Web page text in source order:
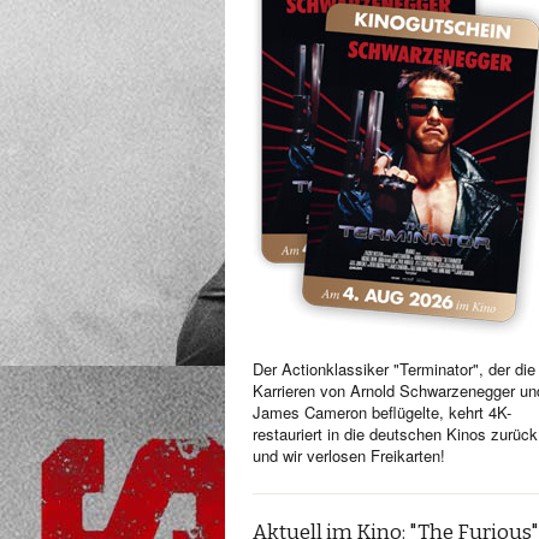
Der Actionklassiker "Terminator", der die
Karrieren von Arnold Schwarzenegger
James Cameron beflügelte, kehrt 4K-
restauriert in die deutschen Kinos zurück
und wir verlosen Freikarten!
Aktuell im Kino: "The Furious"